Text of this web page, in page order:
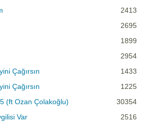
2413
2695
1899
2954
Çağırsın
1433
Çağırsın
1225
(ft Ozan Çolakoğlu)
30354
Var
2516